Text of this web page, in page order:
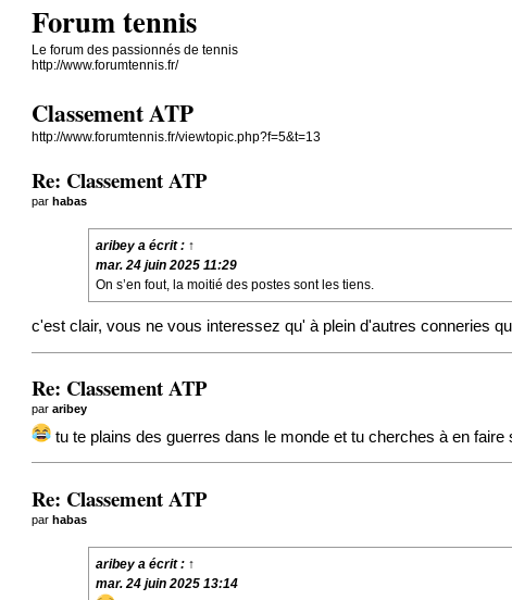
Forum tennis
Le forum des passionnés de tennis
http://www.forumtennis.fr/
Classement ATP
http://www.forumtennis.fr/viewtopic.php?f=5&t=13
Re: Classement ATP
parhabas
aribeya écrit : ↑
mar. 24 juin 2025 11:29
On s’en fout, la moitié des postes sont les tiens.
c'est clair, vous ne vous interessez qu' à plein d'autres conneries
Re: Classement ATP
pararibey
tu te plains des guerres dans le monde et tu cherches à en
Re: Classement ATP
parhabas
aribeya écrit : ↑
mar. 24 juin 2025 13:14